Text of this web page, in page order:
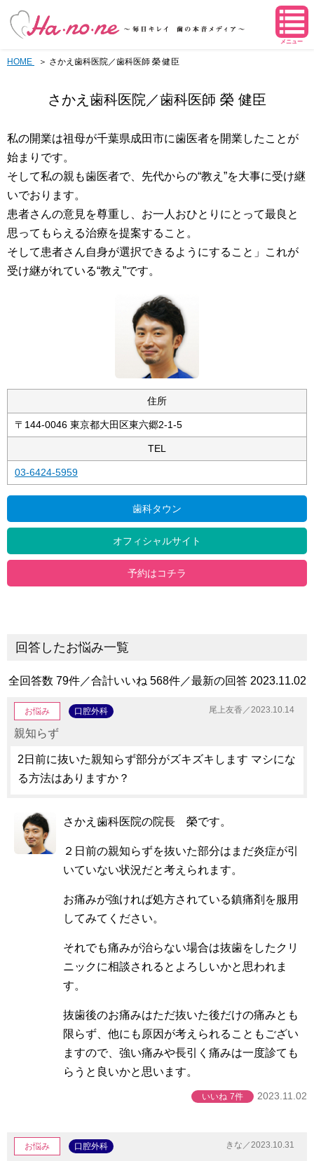
メニュー
HOME さかえ歯科医院／歯科医師 榮 健臣
さかえ歯科医院／歯科医師 榮 健臣
私の開業は祖母が千葉県成田市に歯医者を開業したことが
始まりです。
そして私の親も歯医者で、先代からの“教え”を大事に受け継
いでおります。
患者さんの意見を尊重し、お一人おひとりにとって最良と
思ってもらえる治療を提案すること。
そして患者さん自身が選択できるようにすること」これが
受け継がれている“教え”です。
住所
〒144-0046 東京都大田区東六郷2-1-5
TEL
03-6424-5959
歯科タウン
オフィシャルサイト
予約はコチラ
回答したお悩み一覧
全回答数 79件／合計いいね 568件／最新の回答 2023.11.02
尾上友香／2023.10.14
お悩み 口腔外科
親知らず
2日前に抜いた親知らず部分がズキズキします マシにな
る方法はありますか？
さかえ歯科医院の院長 榮です。
２日前の親知らずを抜いた部分はまだ炎症が引
いていない状況だと考えられます。
お痛みが強ければ処方されている鎮痛剤を服用
してみてください。
それでも痛みが治らない場合は抜歯をしたクリ
ニックに相談されるとよろしいかと思われま
す。
抜歯後のお痛みはただ抜いた後だけの痛みとも
限らず、他にも原因が考えられることもござい
ますので、強い痛みや長引く痛みは一度診ても
らうと良いかと思います。
いいね 7件 2023.11.02
きな／2023.10.31
お悩み 口腔外科